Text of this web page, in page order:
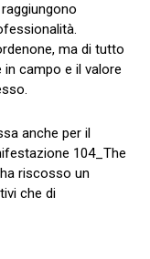
ma di tutto
campo e il valore
anche per il
104_The
riscosso un
che di